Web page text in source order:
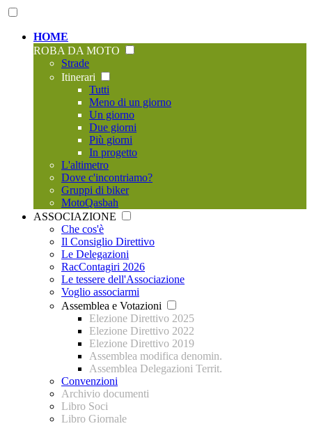
HOME
ROBA DA MOTO
Strade
Itinerari
Tutti
Meno di un giorno
Un giorno
Due giorni
Più giorni
In progetto
L'altimetro
Dove c'incontriamo?
Gruppi di biker
MotoQasbah
ASSOCIAZIONE
Che cos'è
Il Consiglio Direttivo
Le Delegazioni
RacContagiri 2026
Le tessere dell'Associazione
Voglio associarmi
Assemblea e Votazioni
Elezione Direttivo 2025
Elezione Direttivo 2022
Elezione Direttivo 2019
Assemblea modifica denomin.
Assemblea Delegazioni Territ.
Convenzioni
Archivio documenti
Libro Soci
Libro Giornale